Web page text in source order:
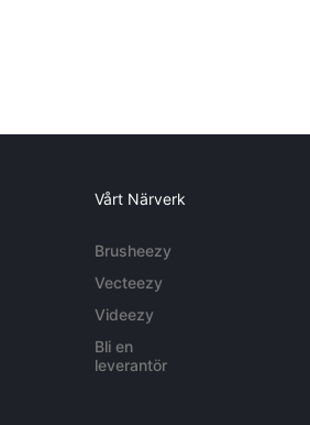
Vårt Närverk
Brusheezy
Vecteezy
Videezy
Bli en
leverantör